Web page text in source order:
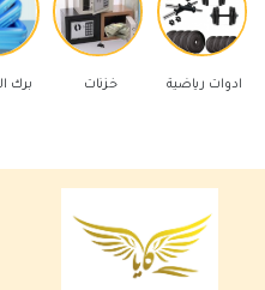
خزنات برك السباحة